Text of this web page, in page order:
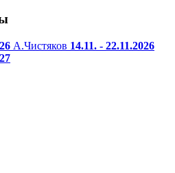
А.Чистяков 14.11. - 22.11.2026